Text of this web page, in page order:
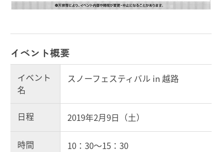
イベント概要
イベント
名
スノーフェスティバル in 越路
日程 2019年2月9日（土）
時間 10：30～15：30